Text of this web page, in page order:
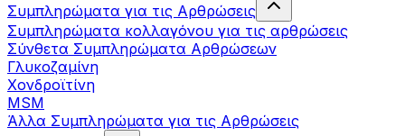
Συμπληρώματα για τις Αρθρώσεις
Συμπληρώματα κολλαγόνου για τις αρθρώσεις
Σύνθετα Συμπληρώματα Αρθρώσεων
Γλυκοζαμίνη
Χονδροϊτίνη
MSM
Άλλα Συμπληρώματα για τις Αρθρώσεις